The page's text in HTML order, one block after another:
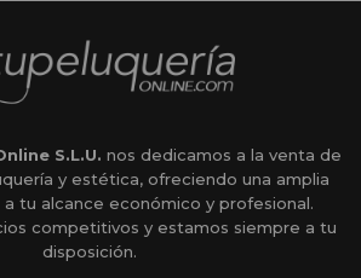
S.L.U. nos dedicamos a la venta de
y estética, ofreciendo una amplia
tu alcance económico y profesional.
competitivos y estamos siempre a tu
disposición.